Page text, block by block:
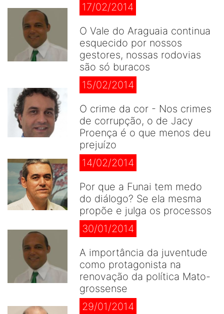
17/02/2014
O Vale do Araguaia continua
esquecido por nossos
gestores, nossas rodovias
são só buracos
15/02/2014
O crime da cor - Nos crimes
de corrupção, o de Jacy
Proença é o que menos deu
prejuízo
14/02/2014
Por que a Funai tem medo
do diálogo? Se ela mesma
propõe e julga os processos
30/01/2014
A importância da juventude
como protagonista na
renovação da política Mato-
grossense
29/01/2014